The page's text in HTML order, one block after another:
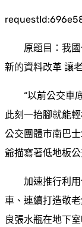
原題目：我
新的資料改革 讓
“以前公交車
此刻一抬腳就能
公交團體市南巴
爺描寫著低地板
加速推行利
車、連續打造敬
良張水瓶在地下